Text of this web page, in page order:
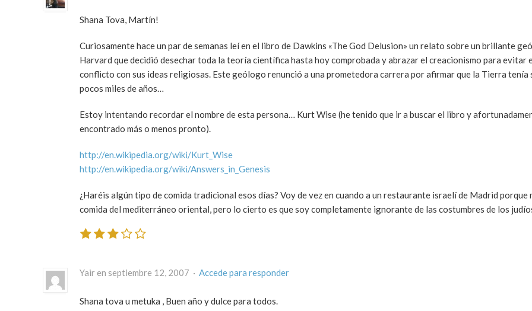
Shana Tova, Martín!
Curiosamente hace un par de semanas leí en el libro de Dawkins «The God Delusion» un relato sobre un brillante
Harvard que decidió desechar toda la teoría científica hasta hoy comprobada y abrazar el creacionismo para evitar
conflicto con sus ideas religiosas. Este geólogo renunció a una prometedora carrera por afirmar que la Tierra tenía
pocos miles de años…
Estoy intentando recordar el nombre de esta persona… Kurt Wise (he tenido que ir a buscar el libro y
encontrado más o menos pronto).
http://en.wikipedia.org/wiki/Kurt_Wise
http://en.wikipedia.org/wiki/Answers_in_Genesis
¿Haréis algún tipo de comida tradicional esos días? Voy de vez en cuando a un restaurante israelí de Madrid porque
comida del mediterráneo oriental, pero lo cierto es que soy completamente ignorante de las costumbres de los
Yair en septiembre 12, 2007 · Accede para responder
Shana tova u metuka , Buen año y dulce para todos.